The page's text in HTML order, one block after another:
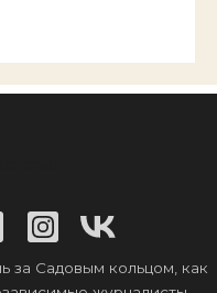
Садовым кольцом, как